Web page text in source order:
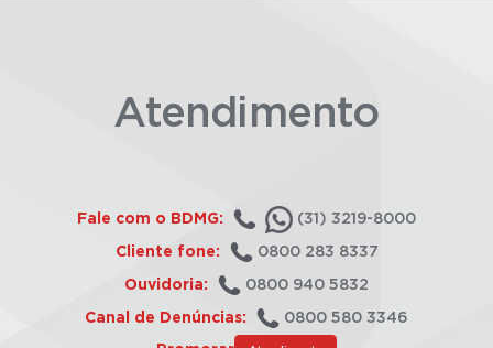
Atendimento
Fale com o BDMG: (31) 3219-8000
Cliente fone: 0800 283 8337
Ouvidoria: 0800 940 5832
Canal de Denúncias: 0800 580 3346